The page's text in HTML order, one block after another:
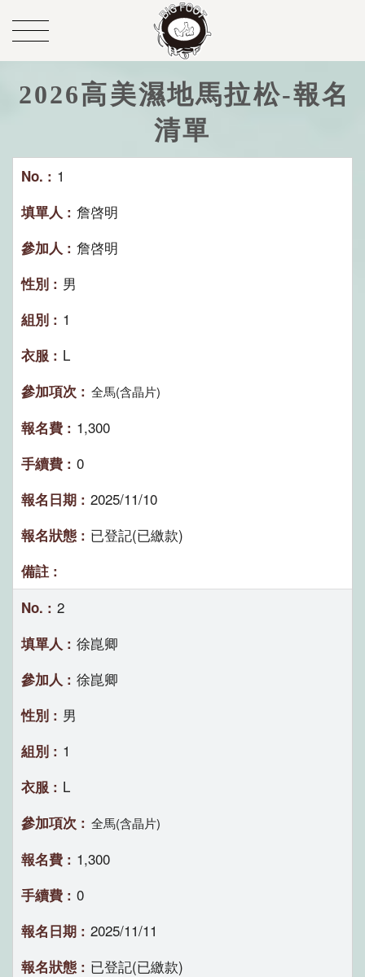
2026高美濕地馬拉松-報名
清單
1
詹啓明
詹啓明
男
1
L
全馬(含晶片)
1,300
0
2025/11/10
已登記(已繳款)
2
徐崑卿
徐崑卿
男
1
L
全馬(含晶片)
1,300
0
2025/11/11
已登記(已繳款)